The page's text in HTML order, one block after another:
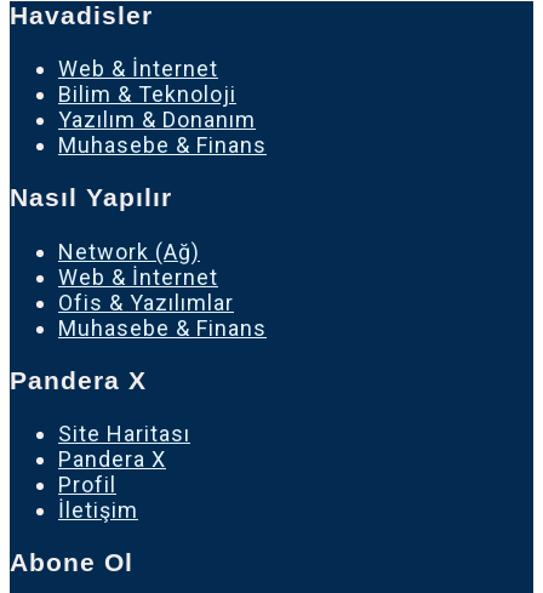
Havadisler
Web & İnternet
Bilim & Teknoloji
Yazılım & Donanım
Muhasebe & Finans
Nasıl Yapılır
Network (Ağ)
Web & İnternet
Ofis & Yazılımlar
Muhasebe & Finans
Pandera X
Site Haritası
Pandera X
Profil
İletişim
Abone Ol